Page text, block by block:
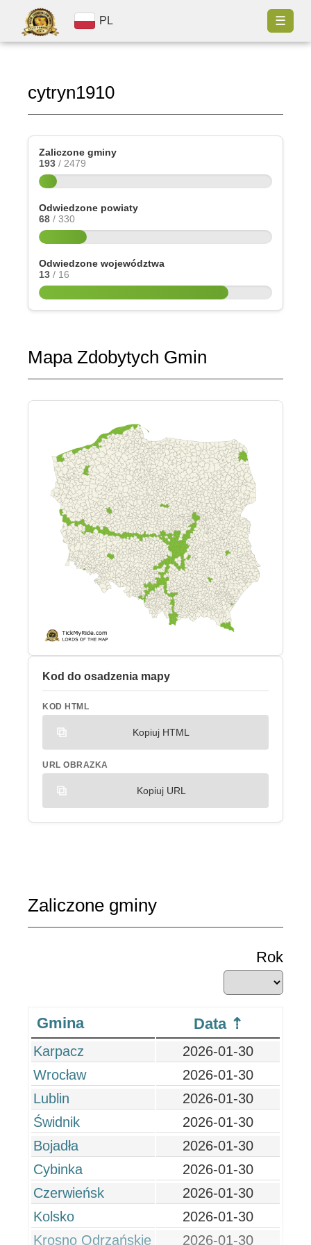
PL ☰
cytryn1910
Zaliczone gminy
193 / 2479
Odwiedzone powiaty
68 / 330
Odwiedzone województwa
13 / 16
Mapa Zdobytych Gmin
Kod do osadzenia mapy
KOD HTML
Kopiuj HTML
URL OBRAZKA
Kopiuj URL
Zaliczone gminy
Rok
Gmina Data
Karpacz
2026-01-30
Wrocław
2026-01-30
Lublin
2026-01-30
Świdnik
2026-01-30
Bojadła
2026-01-30
Cybinka
2026-01-30
Czerwieńsk
2026-01-30
Kolsko
2026-01-30
Krosno Odrzańskie
2026-01-30